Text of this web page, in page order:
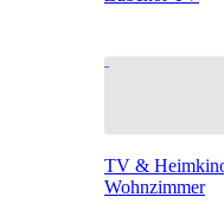
TV &
Wohnzimmer